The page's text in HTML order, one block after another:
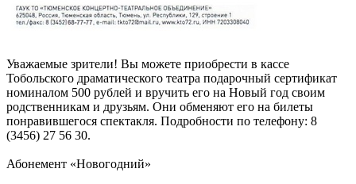
Уважаемые зрители! Вы можете приобрести в кассе
Тобольского драматического театра подарочный сертификат
номиналом 500 рублей и вручить его на Новый год своим
родственникам и друзьям. Они обменяют его на билеты
понравившегося спектакля. Подробности по телефону: 8
(3456) 27 56 30.
Абонемент «Новогодний»